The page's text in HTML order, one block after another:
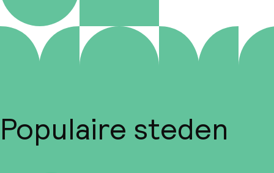
Populaire steden